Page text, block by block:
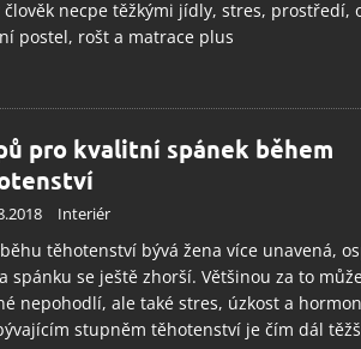
a sdělování voleb ochrany osobních
člověk necpe těžkými jídly, stres, prostředí,
postel, rošt a matrace plus
pro kvalitní spánek během
Interiér
těhotenství bývá žena více unavená,
spánku se ještě zhorší. Většinou za to
nepohodlí, ale také stres, úzkost a
stupněm těhotenství je čím dál